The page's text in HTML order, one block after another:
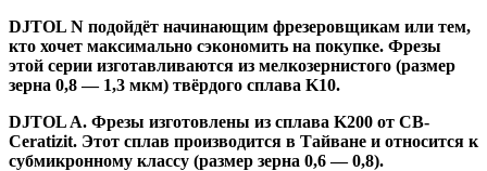
DJTOL N подойдёт начинающим фрезеровщикам или тем,
кто хочет максимально сэкономить на покупке. Фрезы
этой серии изготавливаются из мелкозернистого (размер
зерна 0,8 — 1,3 мкм) твёрдого сплава K10.
DJTOL A. Фрезы изготовлены из сплава K200 от CB-
Ceratizit. Этот сплав производится в Тайване и относится к
субмикронному классу (размер зерна 0,6 — 0,8).